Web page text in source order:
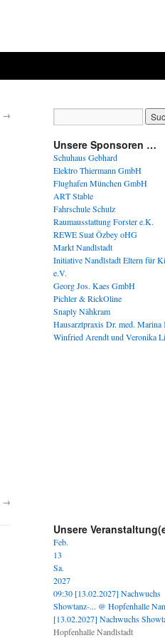
→
→
Unsere Sponsoren …
Schuhaus Gebhard
Elektro Thiermann GmbH
Flughafen München GmbH
ART Stable
Fahrschule Schulz
Raumausstattung Forster e.K.
REWE Suat Özbey oHG
Markt Nandlstadt
Initiative Nandlstadt Eltern für
e.V.
Georg Jos. Kaes GmbH
Pichler & RickOline
Snaply Nähkram
Hausarztpraxis Dr. med. Marina
Winfried Arendt und Veronika
Unsere
Feb.
13
Sa.
2027
09:30 [13.02.2027] Nachwuchs
Showtanz-... @ Hopfenhalle
[13.02.2027] Nachwuchs
Hopfenhalle Nandlstadt